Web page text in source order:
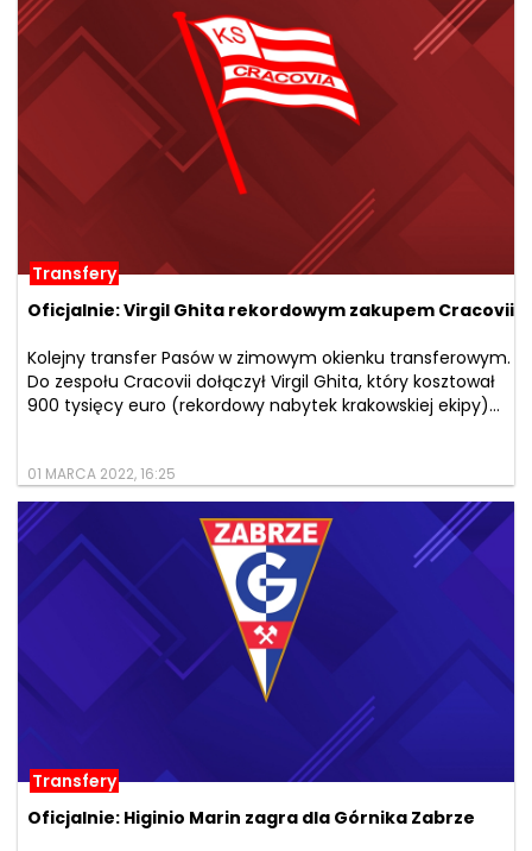
Transfery
Oficjalnie: Virgil Ghita rekordowym zakupem Cracovii
Kolejny transfer Pasów w zimowym okienku transferowym.
Do zespołu Cracovii dołączył Virgil Ghita, który kosztował
900 tysięcy euro (rekordowy nabytek krakowskiej ekipy)...
01 MARCA 2022, 16:25
Transfery
Oficjalnie: Higinio Marin zagra dla Górnika Zabrze